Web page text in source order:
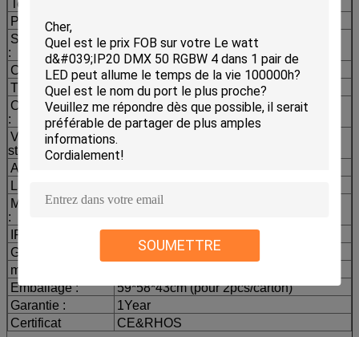
SOUMETTRE
Tension :
Puissance :
Source lumineuse
:
36pcs 10w RGBW 4 dans 1
LED lumineuse superbe
Couleur :
Couleur rouge, verte, bleue,blanche
Titme de la vie :
6-10 millions d'heures
Obscurcissement
:
de l'obscurcissement 0-
100% électronique
Vitesse de
stroboscope :
Angle de faisceau
La Manche :
Mode de contrôle
:
DMX512, autopropulsé, stroboscope,
IP
Gw :
6KG
matériel
Emballage :
59*58*43cm (pour 2pcs/carton)
Garantie :
1Year
Certificat
CE&RHOS